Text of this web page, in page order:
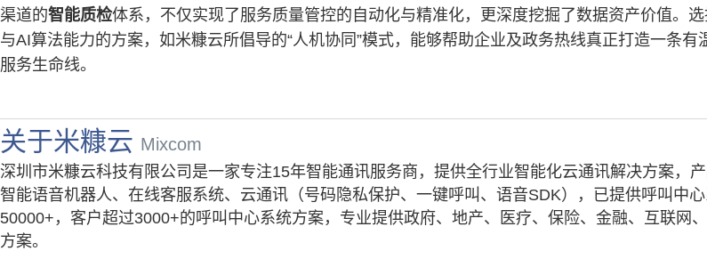
渠道的智能质检体系，不仅实现了服务质量管控的自动化与精准化，更深度挖掘了数据资产价值。
与AI算法能力的方案，如米糠云所倡导的“人机协同”模式，能够帮助企业及政务热线真正打造一条有
服务生命线。
关于米糠云 Mixcom
深圳市米糠云科技有限公司是一家专注15年智能通讯服务商，提供全行业智能化云通讯解决方案，产
智能语音机器人、在线客服系统、云通讯（号码隐私保护、一键呼叫、语音SDK），已提供呼叫中
50000+，客户超过3000+的呼叫中心系统方案，专业提供政府、地产、医疗、保险、金融、互联网
方案。